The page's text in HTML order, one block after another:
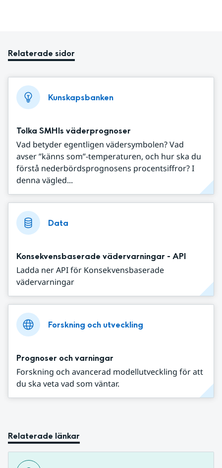
Relaterade sidor
Kunskapsbanken
Tolka SMHIs väderprognoser
Vad betyder egentligen vädersymbolen? Vad
avser ”känns som”-temperaturen, och hur ska du
förstå nederbördsprognosens procentsiffror? I
denna vägled...
Data
Konsekvensbaserade vädervarningar - API
Ladda ner API för Konsekvensbaserade
vädervarningar
Forskning och utveckling
Prognoser och varningar
Forskning och avancerad modellutveckling för att
du ska veta vad som väntar.
Relaterade länkar